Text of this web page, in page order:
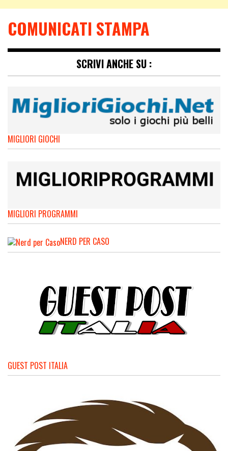
COMUNICATI STAMPA
SCRIVI ANCHE SU :
MIGLIORI GIOCHI
MIGLIORI PROGRAMMI
NERD PER CASO
GUEST POST ITALIA